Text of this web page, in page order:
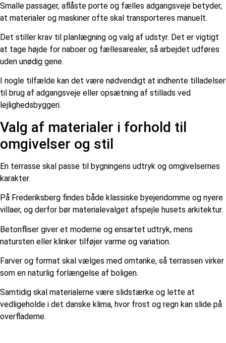
Smalle passager, aflåste porte og fælles adgangsveje betyder,
at materialer og maskiner ofte skal transporteres manuelt.
Det stiller krav til planlægning og valg af udstyr. Det er vigtigt
at tage højde for naboer og fællesarealer, så arbejdet udføres
uden unødig gene.
I nogle tilfælde kan det være nødvendigt at indhente tilladelser
til brug af adgangsveje eller opsætning af stillads ved
lejlighedsbyggeri.
Valg af materialer i forhold til
omgivelser og stil
En terrasse skal passe til bygningens udtryk og omgivelsernes
karakter.
På Frederiksberg findes både klassiske byejendomme og nyere
villaer, og derfor bør materialevalget afspejle husets arkitektur.
Betonfliser giver et moderne og ensartet udtryk, mens
natursten eller klinker tilføjer varme og variation.
Farver og format skal vælges med omtanke, så terrassen virker
som en naturlig forlængelse af boligen.
Samtidig skal materialerne være slidstærke og lette at
vedligeholde i det danske klima, hvor frost og regn kan slide på
overfladerne.